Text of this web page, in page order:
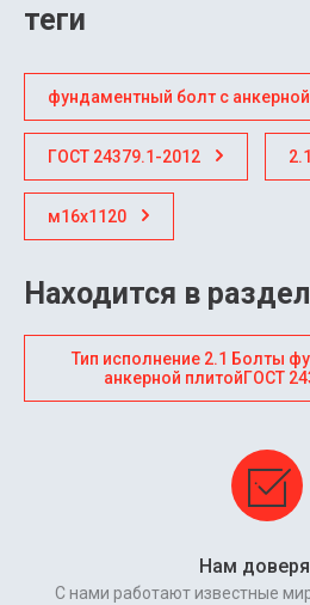
теги
фундаментный болт с
ГОСТ 24379.1-2012
м16х1120
Находится в
Тип исполнение 2.1 Болты
анкерной плитойГОСТ
Нам
С нами работают известные